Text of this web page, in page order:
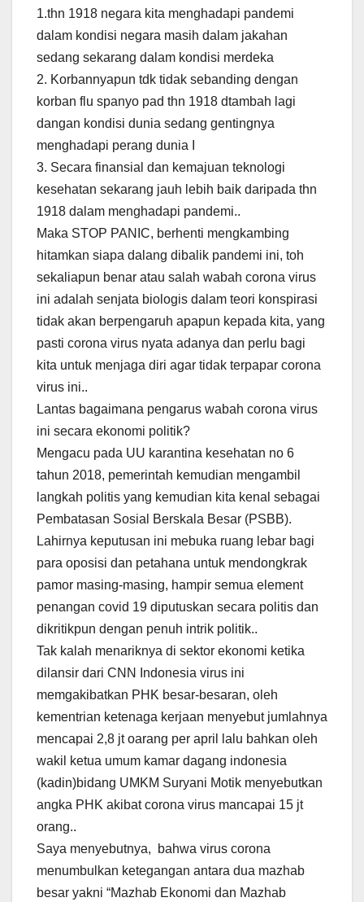
1.thn 1918 negara kita menghadapi pandemi
dalam kondisi negara masih dalam jakahan
sedang sekarang dalam kondisi merdeka
2. Korbannyapun tdk tidak sebanding dengan
korban flu spanyo pad thn 1918 dtambah lagi
dangan kondisi dunia sedang gentingnya
menghadapi perang dunia I
3. Secara finansial dan kemajuan teknologi
kesehatan sekarang jauh lebih baik daripada thn
1918 dalam menghadapi pandemi..
Maka STOP PANIC, berhenti mengkambing
hitamkan siapa dalang dibalik pandemi ini, toh
sekaliapun benar atau salah wabah corona virus
ini adalah senjata biologis dalam teori konspirasi
tidak akan berpengaruh apapun kepada kita, yang
pasti corona virus nyata adanya dan perlu bagi
kita untuk menjaga diri agar tidak terpapar corona
virus ini..
Lantas bagaimana pengarus wabah corona virus
ini secara ekonomi politik?
Mengacu pada UU karantina kesehatan no 6
tahun 2018, pemerintah kemudian mengambil
langkah politis yang kemudian kita kenal sebagai
Pembatasan Sosial Berskala Besar (PSBB).
Lahirnya keputusan ini mebuka ruang lebar bagi
para oposisi dan petahana untuk mendongkrak
pamor masing-masing, hampir semua element
penangan covid 19 diputuskan secara politis dan
dikritikpun dengan penuh intrik politik..
Tak kalah menariknya di sektor ekonomi ketika
dilansir dari CNN Indonesia virus ini
memgakibatkan PHK besar-besaran, oleh
kementrian ketenaga kerjaan menyebut jumlahnya
mencapai 2,8 jt oarang per april lalu bahkan oleh
wakil ketua umum kamar dagang indonesia
(kadin)bidang UMKM Suryani Motik menyebutkan
angka PHK akibat corona virus mancapai 15 jt
orang..
Saya menyebutnya, bahwa virus corona
menumbulkan ketegangan antara dua mazhab
besar yakni “Mazhab Ekonomi dan Mazhab